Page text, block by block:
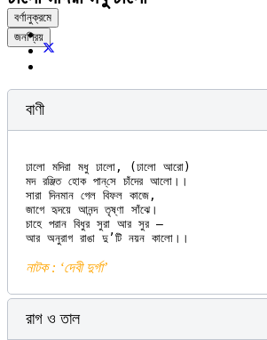
বর্ণানুক্রমে
জনপ্রিয়
বাণী
ঢালো মদিরা মধু ঢালো, (ঢালো আরো)
মদ রঞ্জিত হোক পান্‌সে চাঁদের আলো।।
সারা দিনমান গেল বিফল কাজে,
জাগে হৃদয়ে আনন্দ তৃষ্ণা সাঁঝে।
চাহে পরান বিধুর সুরা আর সুর —
নাটক : ‘দেবী দুর্গা’
রাগ ও তাল